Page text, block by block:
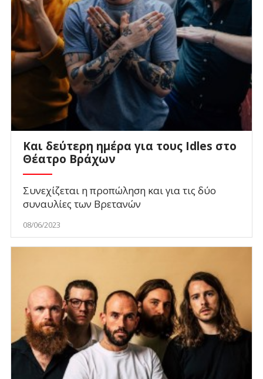
Και δεύτερη ημέρα για τους Idles στο
Θέατρο Βράχων
Συνεχίζεται η προπώληση και για τις δύο
συναυλίες των Βρετανών
08/06/2023